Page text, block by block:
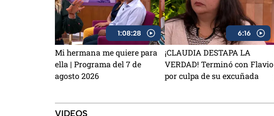
1:08:28
Mi hermana me quiere para
ella | Programa del 7 de
agosto 2026
6:16
¡CLAUDIA DESTAPA LA
VERDAD! Terminó con Flavio
por culpa de su excuñada
VIDEOS